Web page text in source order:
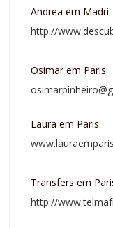
Andrea em Madri:
http://
Osimar em Paris:
Laura em Paris:
Transfers em
http://